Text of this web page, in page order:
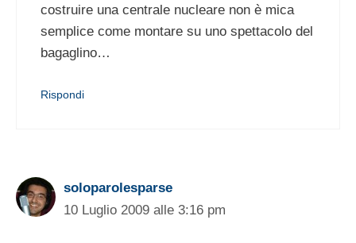
costruire una centrale nucleare non è mica
semplice come montare su uno spettacolo del
bagaglino…
Rispondi
soloparolesparse
10 Luglio 2009 alle 3:16 pm